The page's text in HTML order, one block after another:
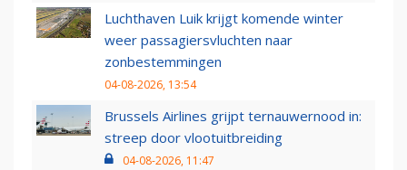
Luchthaven Luik krijgt komende winter
weer passagiersvluchten naar
zonbestemmingen
04-08-2026, 13:54
Brussels Airlines grijpt ternauwernood in:
streep door vlootuitbreiding
04-08-2026, 11:47